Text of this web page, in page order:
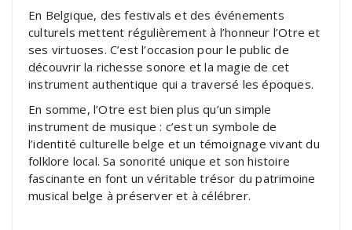
En Belgique, des festivals et des événements
culturels mettent régulièrement à l’honneur l’Otre et
ses virtuoses. C’est l’occasion pour le public de
découvrir la richesse sonore et la magie de cet
instrument authentique qui a traversé les époques.
En somme, l’Otre est bien plus qu’un simple
instrument de musique : c’est un symbole de
l’identité culturelle belge et un témoignage vivant du
folklore local. Sa sonorité unique et son histoire
fascinante en font un véritable trésor du patrimoine
musical belge à préserver et à célébrer.